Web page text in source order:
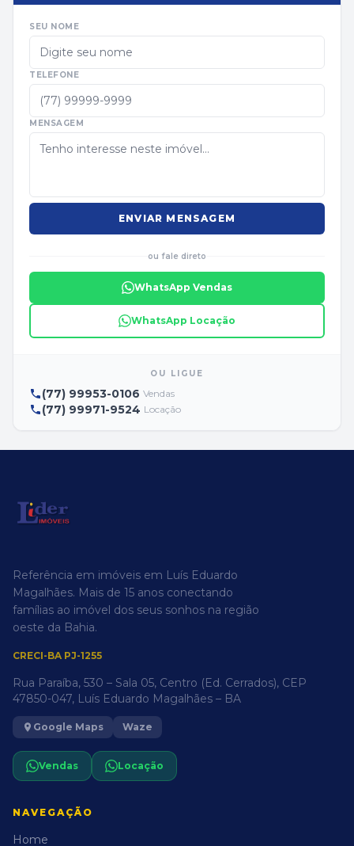
SEU NOME
TELEFONE
MENSAGEM
ENVIAR MENSAGEM
ou fale direto
WhatsApp Vendas
WhatsApp Locação
OU LIGUE
(77) 99953-0106 Vendas
(77) 99971-9524 Locação
Referência em imóveis em Luís Eduardo
Magalhães. Mais de 15 anos conectando
famílias ao imóvel dos seus sonhos na região
oeste da Bahia.
CRECI-BA PJ-1255
Rua Paraíba, 530 – Sala 05, Centro (Ed. Cerrados), CEP
47850-047, Luís Eduardo Magalhães – BA
Google Maps Waze
Vendas Locação
NAVEGAÇÃO
Home